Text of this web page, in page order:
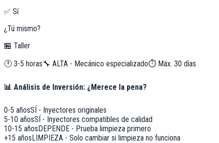
✅ Sí
¿Tú mismo?
🏪 Taller
🕐 3-5 horas🔧 ALTA - Mecánico especializado⏱️ Máx. 30 días
📊 Análisis de Inversión: ¿Merece la pena?
0-5 añosSÍ - Inyectores originales
5-10 añosSÍ - Inyectores compatibles de calidad
10-15 añosDEPENDE - Prueba limpieza primero
+15 añosLIMPIEZA - Solo cambiar si limpieza no funciona